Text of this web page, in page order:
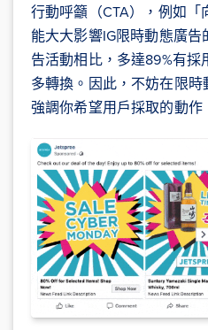
行動呼籲（CTA），例如「
能大大影響IG限時動態廣
告活動相比，多達89%有採
多轉換。因此，不妨在限
強調你希望用戶採取的動作